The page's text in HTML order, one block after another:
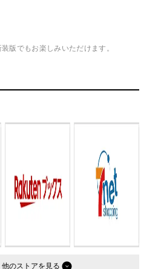
9784344001459
版でもお楽しみいただけます。
他のストア